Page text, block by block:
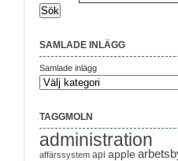
SAMLADE INLÄGG
Samlade inlägg
TAGGMOLN
administration
affärssystem api apple